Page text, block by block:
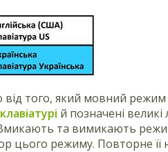
того, який мовний режим
клавіатурі й позначені
та вимикають
цього режиму. Повторне